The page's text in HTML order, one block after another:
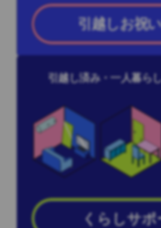
引越しお祝
引越し済み・一人暮ら
くらしサポ